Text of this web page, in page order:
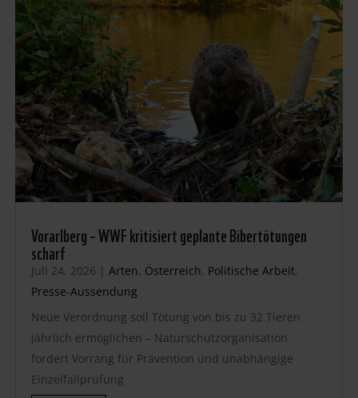
Vorarlberg – WWF kritisiert geplante Bibertötungen
scharf
Juli 24, 2026 | Arten, Österreich, Politische Arbeit,
Presse-Aussendung
Neue Verordnung soll Tötung von bis zu 32 Tieren
jährlich ermöglichen – Naturschutzorganisation
fordert Vorrang für Prävention und unabhängige
Einzelfallprüfung